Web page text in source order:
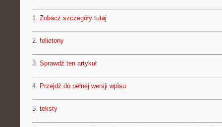
1. Zobacz szczegóły tutaj
2. felietony
3. Sprawdź ten artykuł
4. Przejdź do pełnej wersji wpisu
5. teksty